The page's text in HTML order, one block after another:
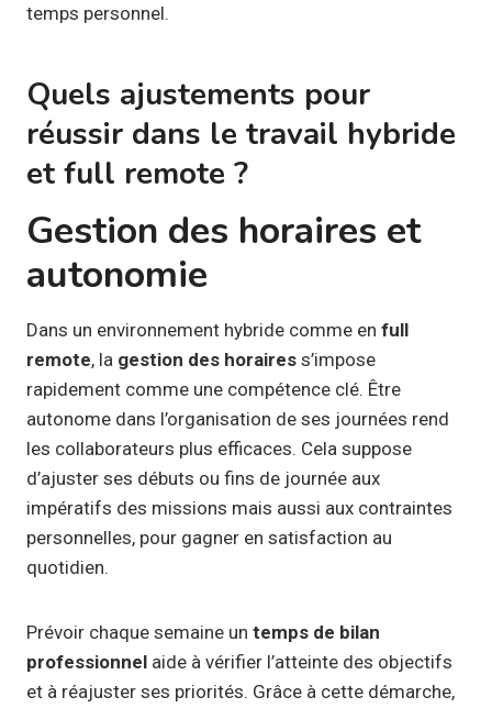
temps personnel.
Quels ajustements pour
réussir dans le travail hybride
et full remote ?
Gestion des horaires et
autonomie
Dans un environnement hybride comme en full
remote, la gestion des horaires s’impose
rapidement comme une compétence clé. Être
autonome dans l’organisation de ses journées rend
les collaborateurs plus efficaces. Cela suppose
d’ajuster ses débuts ou fins de journée aux
impératifs des missions mais aussi aux contraintes
personnelles, pour gagner en satisfaction au
quotidien.
Prévoir chaque semaine un temps de bilan
professionnel aide à vérifier l’atteinte des objectifs
et à réajuster ses priorités. Grâce à cette démarche,